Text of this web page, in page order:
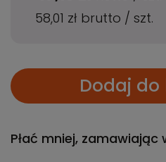
58,01 zł brutto / szt.
Dodaj do
Płać mniej, zamawiając